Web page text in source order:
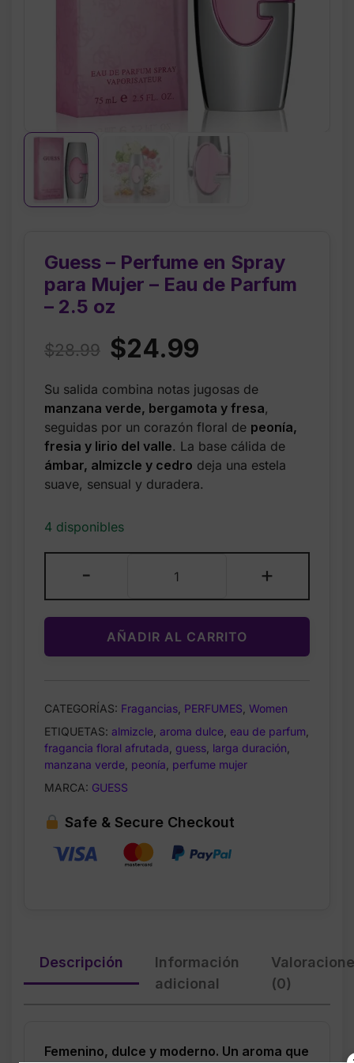
Guess – Perfume en Spray
para Mujer – Eau de Parfum
– 2.5 oz
$28.99
Original
was:
$28.99.
$24.99
is:
$24.99.
Su salida combina notas jugosas de
manzana verde, bergamota y fresa,
seguidas por un corazón floral de peonía,
fresia y lirio del valle. La base cálida de
ámbar, almizcle y cedro deja una estela
suave, sensual y duradera.
4 disponibles
-
–
Perfume
en
Spray
para
Eau
de
Parfum
–
cantidad
+
AÑADIR AL CARRITO
CATEGORÍAS: Fragancias PERFUMES Women
ETIQUETAS: almizcle aroma dulce eau de parfum
fragancia floral afrutada guess larga duración
manzana verde peonía perfume mujer
MARCA: GUESS
Safe & Secure Checkout
Descripción
Información
adicional
(0)
Femenino, dulce y moderno. Un aroma que